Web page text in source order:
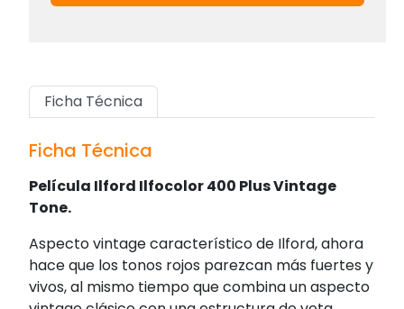
Ficha Técnica
Ficha Técnica
Película Ilford Ilfocolor 400 Plus Vintage
Tone.
Aspecto vintage característico de Ilford, ahora
hace que los tonos rojos parezcan más fuertes y
vivos, al mismo tiempo que combina un aspecto